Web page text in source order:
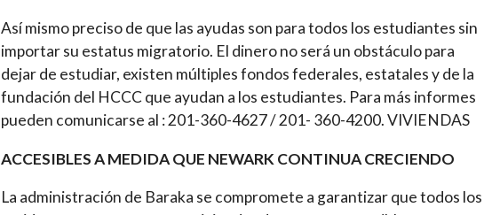
Así mismo preciso de que las ayudas son para todos los estudiantes sin
importar su estatus migratorio. El dinero no será un obstáculo para
dejar de estudiar, existen múltiples fondos federales, estatales y de la
fundación del HCCC que ayudan a los estudiantes. Para más informes
pueden comunicarse al : 201-360-4627 / 201- 360-4200. VIVIENDAS
ACCESIBLES A MEDIDA QUE NEWARK CONTINUA CRECIENDO
La administración de Baraka se compromete a garantizar que todos los